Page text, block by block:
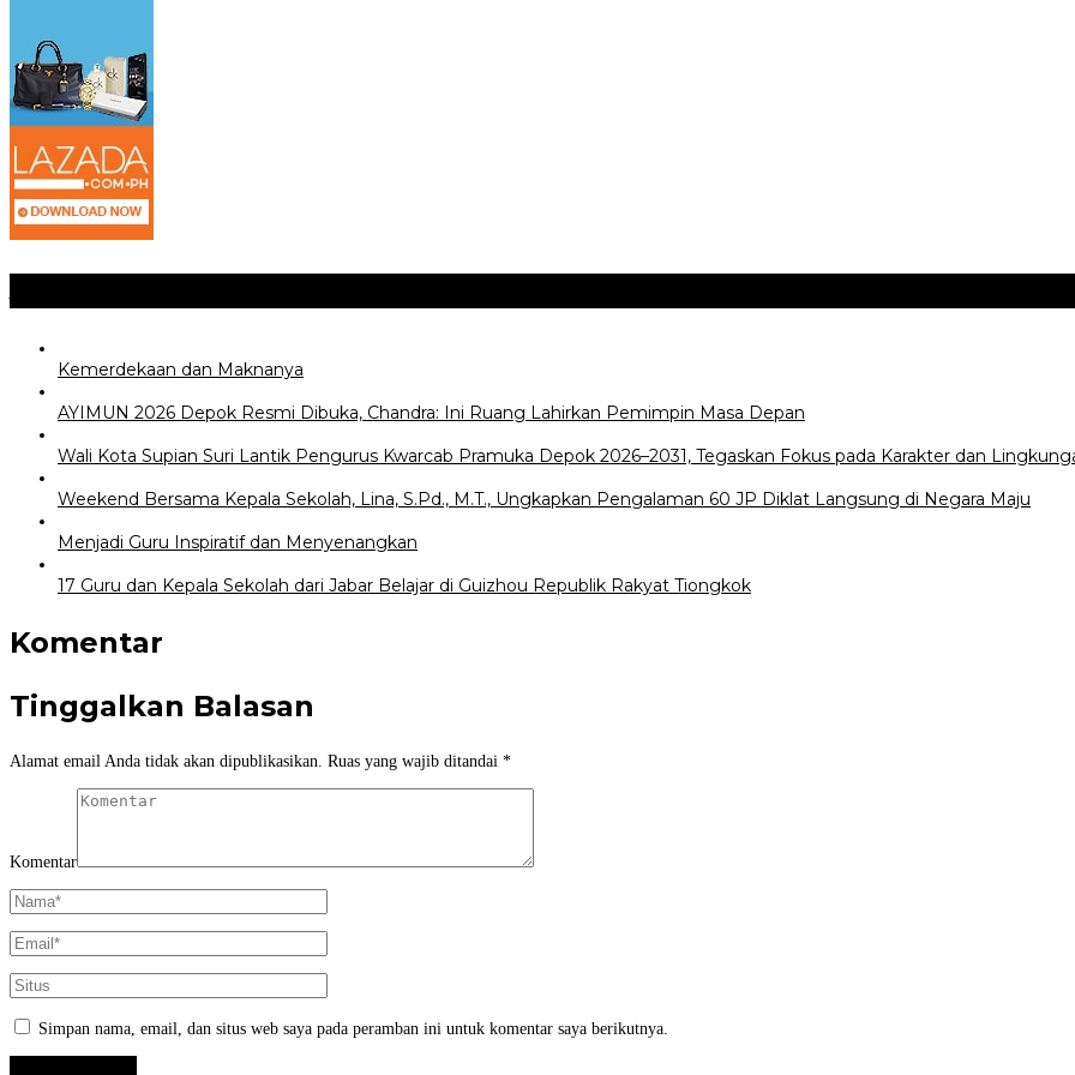
Kemerdekaan dan Maknanya
AYIMUN 2026 Depok Resmi Dibuka, Chandra: Ini Ruang Lahirkan Pemimpin Masa Depan
Wali Kota Supian Suri Lantik Pengurus Kwarcab Pramuka Depok 2026–2031, Tegaskan Fokus pada Karakter dan
Weekend Bersama Kepala Sekolah, Lina, S.Pd., M.T., Ungkapkan Pengalaman 60 JP Diklat Langsung di Negara Maju
Menjadi Guru Inspiratif dan Menyenangkan
17 Guru dan Kepala Sekolah dari Jabar Belajar di Guizhou Republik Rakyat Tiongkok
Komentar
Tinggalkan Balasan
Alamat email Anda tidak akan dipublikasikan. Ruas yang wajib ditandai *
Komentar
Simpan nama, email, dan situs web saya pada peramban ini untuk komentar saya berikutnya.